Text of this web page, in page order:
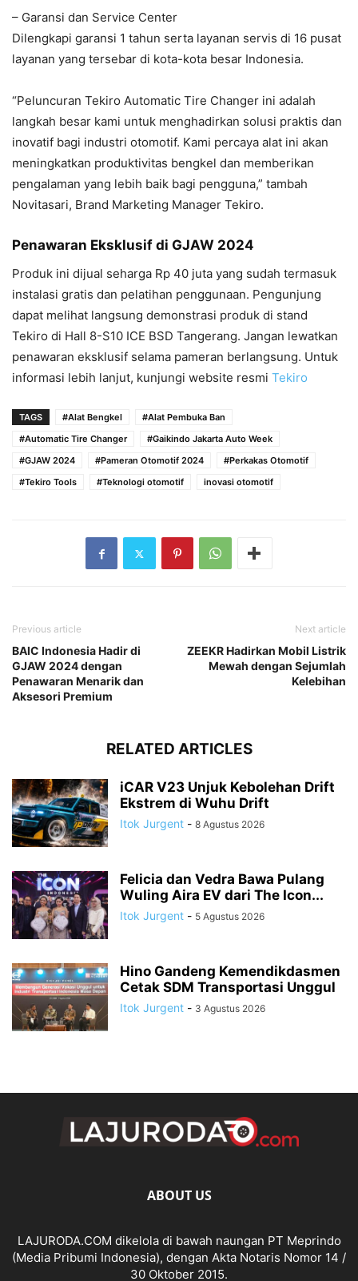
– Garansi dan Service Center
Dilengkapi garansi 1 tahun serta layanan servis di 16 pusat
layanan yang tersebar di kota-kota besar Indonesia.
“Peluncuran Tekiro Automatic Tire Changer ini adalah
langkah besar kami untuk menghadirkan solusi praktis dan
inovatif bagi industri otomotif. Kami percaya alat ini akan
meningkatkan produktivitas bengkel dan memberikan
pengalaman yang lebih baik bagi pengguna,” tambah
Novitasari, Brand Marketing Manager Tekiro.
Penawaran Eksklusif di GJAW 2024
Produk ini dijual seharga Rp 40 juta yang sudah termasuk
instalasi gratis dan pelatihan penggunaan. Pengunjung
dapat melihat langsung demonstrasi produk di stand
Tekiro di Hall 8-S10 ICE BSD Tangerang. Jangan lewatkan
penawaran eksklusif selama pameran berlangsung. Untuk
informasi lebih lanjut, kunjungi website resmi Tekiro
TAGS #Alat Bengkel
#Alat Pembuka Ban
#Automatic Tire Changer
#Gaikindo Jakarta Auto Week
#GJAW 2024
#Pameran Otomotif 2024
#Perkakas Otomotif
#Tekiro Tools
#Teknologi otomotif inovasi otomotif
Previous article
BAIC Indonesia Hadir di
GJAW 2024 dengan
Penawaran Menarik dan
Aksesori Premium
Next article
ZEEKR Hadirkan Mobil Listrik
Mewah dengan Sejumlah
Kelebihan
RELATED ARTICLES
iCAR V23 Unjuk Kebolehan Drift
Ekstrem di Wuhu Drift
Itok Jurgent - 8 Agustus 2026
Felicia dan Vedra Bawa Pulang
Wuling Aira EV dari The Icon...
Itok Jurgent - 5 Agustus 2026
Hino Gandeng Kemendikdasmen
Cetak SDM Transportasi Unggul
Itok Jurgent - 3 Agustus 2026
ABOUT US
LAJURODA.COM dikelola di bawah naungan PT Meprindo
(Media Pribumi Indonesia), dengan Akta Notaris Nomor 14 /
30 Oktober 2015.